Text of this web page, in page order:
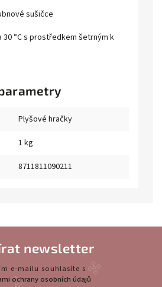
sušičce
30 °C s prostředkem šetrným k
Plyšové hračky
1 kg
8711811090211
newsletter
e-mailu souhlasíte s
ochrany osobních údajů